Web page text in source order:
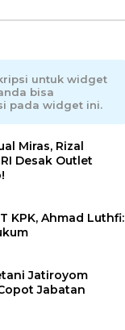
untuk widget
bisa
pada widget ini.
Miras, Rizal
Desak Outlet
KPK, Ahmad Luthfi:
Jatiroyom
Jabatan